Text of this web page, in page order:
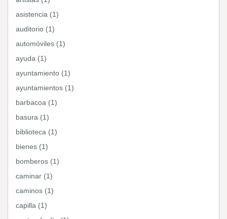
asistencia (1)
auditorio (1)
automóviles (1)
ayuda (1)
ayuntamiento (1)
ayuntamientos (1)
barbacoa (1)
basura (1)
biblioteca (1)
bienes (1)
bomberos (1)
caminar (1)
caminos (1)
capilla (1)